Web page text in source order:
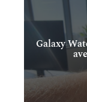
Galaxy